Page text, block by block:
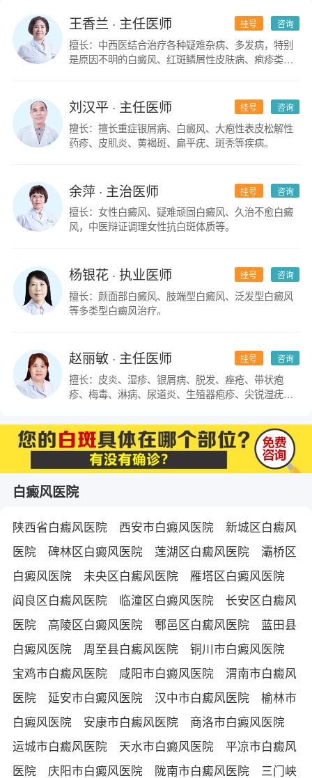
咨询
挂号
王香兰 · 主任医师
擅长：中西医结合治疗各种疑难杂病、多发病，特别
是原因不明的白癜风、红斑鳞屑性皮肤病、疱疹类皮
咨询
挂号
刘汉平· 主任医师
擅长：擅长重症银屑病、白癜风、大疱性表皮松解性
药疹、皮肌炎、黄褐斑、扁平疣、斑秃等疾病。
咨询
挂号
余萍· 主治医师
擅长：女性白癜风、疑难顽固白癜风、久治不愈白癜
风，中医辩证调理女性抗白斑体质等。
咨询
挂号
杨银花· 执业医师
擅长：颜面部白癜风、肢端型白癜风、泛发型白癜风
等多类型白癜风治疗。
咨询
挂号
赵丽敏· 主任医师
擅长：皮炎、湿疹、银屑病、脱发、痤疮、带状疱
疹、梅毒、淋病、尿道炎、生殖器疱疹、尖锐湿疣及
白癜风医院
陕西省白癜风医院 西安市白癜风医院
新城区白癜风
医院
碑林区白癜风医院 莲湖区白癜风医院
灞桥区
白癜风医院
未央区白癜风医院
雁塔区白癜风医院
阎良区白癜风医院
临潼区白癜风医院
长安区白癜风
医院
高陵区白癜风医院 鄠邑区白癜风医院
蓝田县
白癜风医院
周至县白癜风医院
铜川市白癜风医院
宝鸡市白癜风医院
咸阳市白癜风医院
渭南市白癜风
医院
延安市白癜风医院 汉中市白癜风医院
榆林市
白癜风医院
安康市白癜风医院
商洛市白癜风医院
运城市白癜风医院
天水市白癜风医院
平凉市白癜风
医院
庆阳市白癜风医院 陇南市白癜风医院 三门峡